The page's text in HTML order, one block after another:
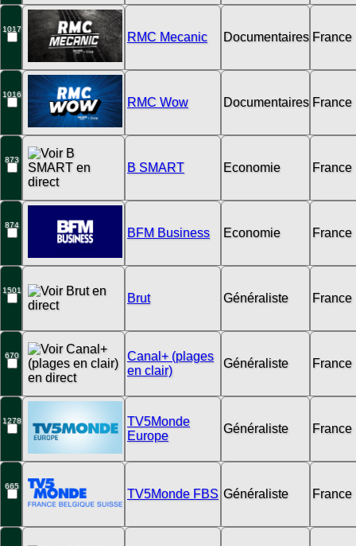
1017
RMC Mecanic Documentaires France
1016
RMC Wow Documentaires France
873
B SMART Economie France
874
BFM Business Economie France
1501
Brut Généraliste France
670
Canal+ (plages
en clair)
Généraliste France
1278
TV5Monde
Europe
Généraliste France
665
TV5Monde FBS Généraliste France